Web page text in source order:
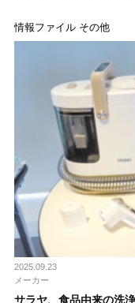
情報ファイル その他
2025.09.23
メーカー
サラヤ、食品由来の洗